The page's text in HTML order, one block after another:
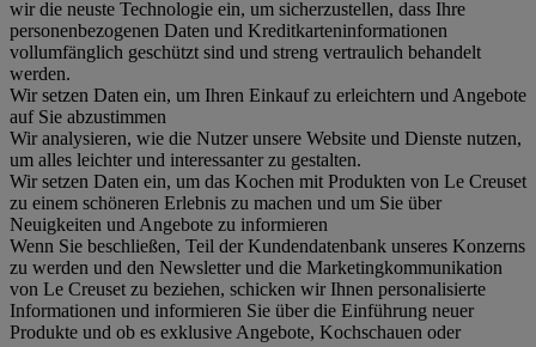
wir die neuste Technologie ein, um sicherzustellen, dass Ihre
personenbezogenen Daten und Kreditkarteninformationen
vollumfänglich geschützt sind und streng vertraulich behandelt
werden.
Wir setzen Daten ein, um Ihren Einkauf zu erleichtern und Angebote
auf Sie abzustimmen
Wir analysieren, wie die Nutzer unsere Website und Dienste nutzen,
um alles leichter und interessanter zu gestalten.
Wir setzen Daten ein, um das Kochen mit Produkten von Le Creuset
zu einem schöneren Erlebnis zu machen und um Sie über
Neuigkeiten und Angebote zu informieren
Wenn Sie beschließen, Teil der Kundendatenbank unseres Konzerns
zu werden und den Newsletter und die Marketingkommunikation
von Le Creuset zu beziehen, schicken wir Ihnen personalisierte
Informationen und informieren Sie über die Einführung neuer
Produkte und ob es exklusive Angebote, Kochschauen oder